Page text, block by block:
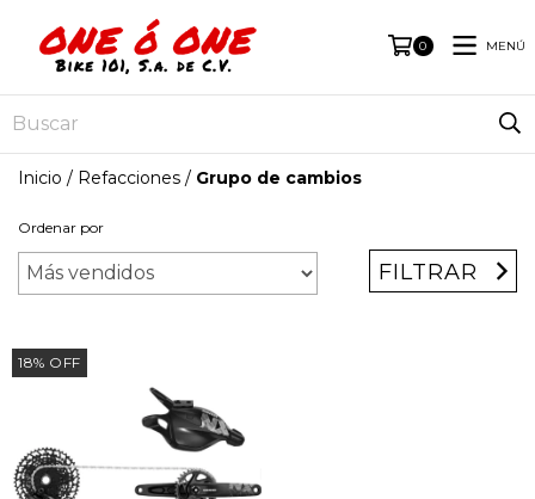
0 MENÚ
Inicio / Refacciones / Grupo de cambios
Ordenar por
FILTRAR
18% OFF